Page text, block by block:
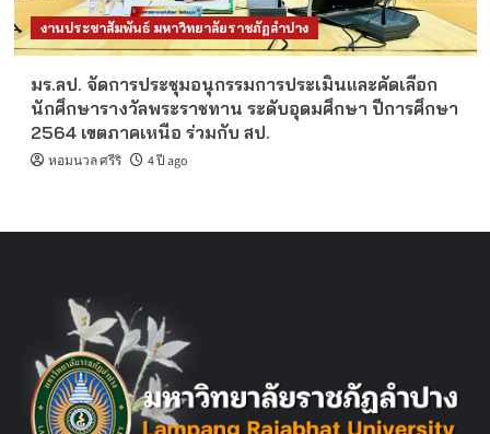
งานประชาสัมพันธ์ มหาวิทยาลัยราชภัฏลำปาง
มร.ลป. จัดการประชุมอนุกรรมการประเมินและคัดเลือก
นักศึกษารางวัลพระราชทาน ระดับอุดมศึกษา ปีการศึกษา
2564 เขตภาคเหนือ ร่วมกับ สป.
หอมนวล ศรีริ 4 ปี ago